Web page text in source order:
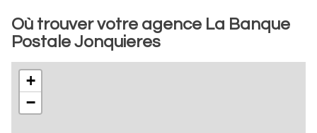
Où trouver votre agence La Banque
Postale Jonquieres
+
−